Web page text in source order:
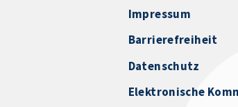
Impressum
Barrierefreiheit
Datenschutz
Elektronische